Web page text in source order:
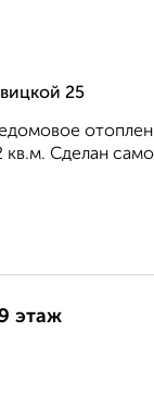
25
Сделан
этаж